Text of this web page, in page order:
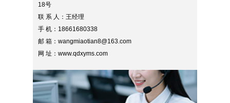
18号
联 系 人：王经理
手 机：18661680338
邮 箱：wangmiaotian8@163.com
网 址：www.qdxyms.com